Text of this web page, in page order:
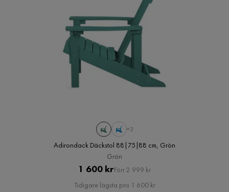
+2
Adirondack Däckstol 88|75|88 cm, Grön
Grön
Pris
1 600 krOriginal
Pris
Förr 2 999 kr
Tidigare lägsta pris 1 600 kr